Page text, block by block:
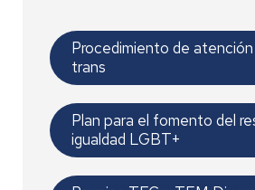
Procedimiento de
trans
Plan para el fomento del
igualdad LGBT+